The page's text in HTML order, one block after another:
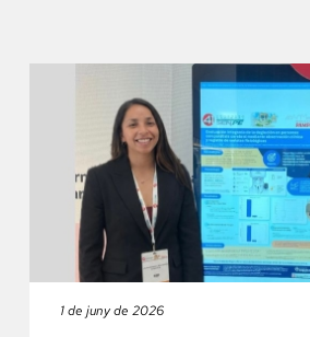
1 de juny de 2026